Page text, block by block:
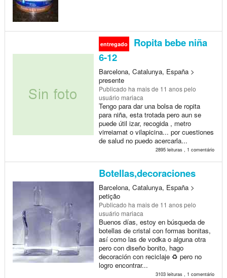
entregado
Ropita bebe niña
6-12
Barcelona, Catalunya, España >
presente
Publicado ha mais de 11 anospelo
usuário mariaca
Tengo para dar una bolsa de ropita
para niña, esta trotada pero aun se
puede útil izar, recogida , metro
virreiamat o vilapicina... por cuestiones
de salud no puedo acercarla...
2895 leituras , 1 comentário
Botellas,decoraciones
Barcelona, Catalunya, España >
petição
Publicado ha mais de 11 anospelo
usuário mariaca
Buenos días, estoy en búsqueda de
botellas de cristal con formas bonitas,
así como las de vodka o alguna otra
pero con diseño bonito, hago
decoración con reciclaje ♻ pero no
logro encontrar...
3103 leituras , 1 comentário